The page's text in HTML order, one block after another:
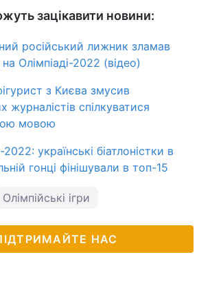
зацікавити новини:
російський лижник зламав
Олімпіаді-2022 (відео)
з Києва змусив
журналістів спілкуватися
мовою
2022: українські біатлоністки в
гонці фінішували в топ-15
Олімпійські ігри
НАС